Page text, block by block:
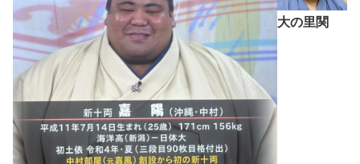
大の里関